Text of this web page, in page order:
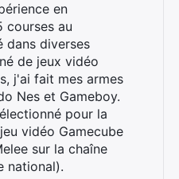
en
courses au
dans diverses
de jeux vidéo
j'ai fait mes armes
Nes et Gameboy.
pour la
vidéo Gamecube
sur la chaîne
national).